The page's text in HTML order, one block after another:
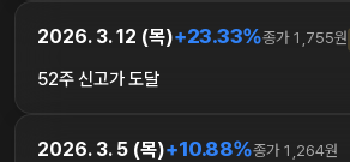
2026. 3. 12 (목)+23.33%종가 1,755원
52주 신고가 도달
2026. 3. 5 (목)+10.88%종가 1,264원